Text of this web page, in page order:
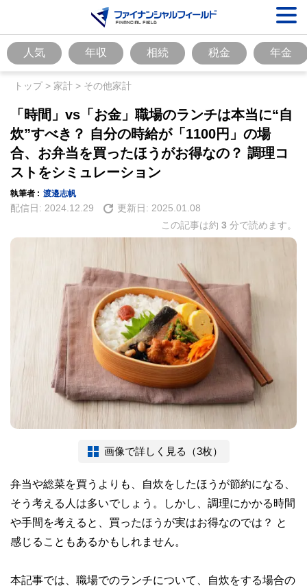
人気 年収 相続 税金 年金
トップ> 家計 > その他家計
「時間」vs「お金」職場のランチは本当に“自
炊”すべき？ 自分の時給が「1100円」の場
合、お弁当を買ったほうがお得なの？ 調理コ
ストをシミュレーション
執筆者 : 渡邉志帆
配信日: 2024.12.29 更新日: 2025.01.08
この記事は約 3 分で読めます。
画像で詳しく見る（3枚）
弁当や総菜を買うよりも、自炊をしたほうが節約になる、
そう考える人は多いでしょう。しかし、調理にかかる時間
や手間を考えると、買ったほうが実はお得なのでは？ と
感じることもあるかもしれません。
本記事では、職場でのランチについて、自炊をする場合の